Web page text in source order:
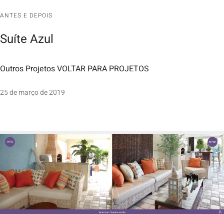
ANTES E DEPOIS
Suíte Azul
Outros Projetos VOLTAR PARA PROJETOS
25 de março de 2019